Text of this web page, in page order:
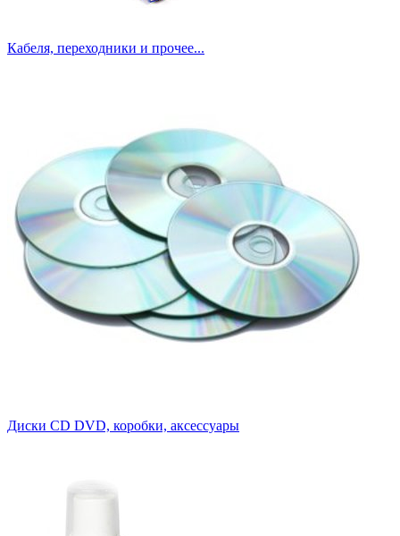
Кабеля, переходники и прочее...
Диски CD DVD, коробки, аксессуары